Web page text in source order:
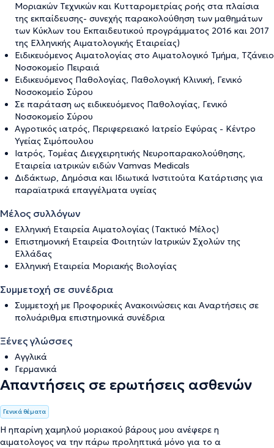
Μοριακών Τεχνικών και Κυτταρομετρίας ροής στα πλαίσια
της εκπαίδευσης- συνεχής παρακολούθηση των μαθημάτων
των Κύκλων του Εκπαιδευτικού προγράμματος 2016 και 2017
της Ελληνικής Αιματολογικής Εταιρείας)
Ειδικευόμενος Αιματολογίας στο Αιματολογικό Τμήμα, Τζάνειο
Νοσοκομείο Πειραιά
Eιδικευόμενος Παθολογίας, Παθολογική Κλινική, Γενικό
Νοσοκομείο Σύρου
Σε παράταση ως ειδικευόμενος Παθολογίας, Γενικό
Νοσοκομείο Σύρου
Αγροτικός ιατρός, Περιφερειακό Ιατρείο Εφύρας - Κέντρο
Υγείας Σιμόπουλου
Ιατρός, Τομέας Διεγχειρητικής Νευροπαρακολούθησης,
Εταιρεία ιατρικών ειδών Vamvas Medicals
Διδάκτωρ, Δημόσια και Ιδιωτικά Ινστιτούτα Κατάρτισης για
παραϊατρικά επαγγέλματα υγείας
Μέλος συλλόγων
Ελληνική Εταιρεία Αιματολογίας (Τακτικό Μέλος)
Επιστημονική Εταιρεία Φοιτητών Ιατρικών Σχολών της
Ελλάδας
Ελληνική Εταιρεία Μοριακής Βιολογίας
Συμμετοχή σε συνέδρια
Συμμετοχή με Προφορικές Ανακοινώσεις και Αναρτήσεις σε
πολυάριθμα επιστημονικά συνέδρια
Ξένες γλώσσες
Αγγλικά
Γερμανικά
Απαντήσεις σε ερωτήσεις ασθενών
Γενικά θέματα
Η ηπαρίνη χαμηλού μοριακού βάρους μου ανέφερε η
αιματολογος να την πάρω προληπτικά μόνο για το α